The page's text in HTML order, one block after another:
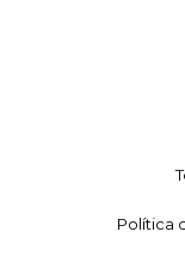
Política